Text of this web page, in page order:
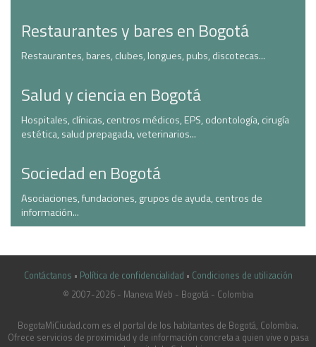
Restaurantes y bares en Bogotá
Restaurantes, bares, clubes, longues, pubs, discotecas...
Salud y ciencia en Bogotá
Hospitales, clínicas, centros médicos, EPS, odontología, cirugía
estética, salud prepagada, veterinarios...
Sociedad en Bogotá
Asociaciones, fundaciones, grupos de ayuda, centros de
información...
Contáctanos • Política de confidencialidad • Condiciones de utilización
© 2007-2026 - Maneva Web - Bogotá - Colombia
casinoluck.ca
BogotaMiCiudad.com es el portal de los habitantes de Bogotá, Colombia.
Ofrece servicios de proximidad y de información concreta a quien vive o pasa